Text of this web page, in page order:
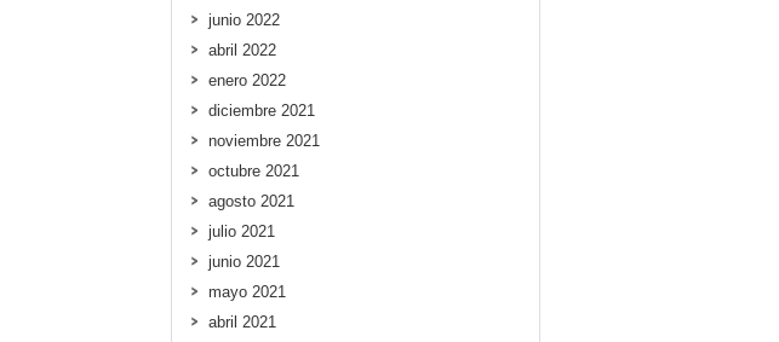
junio 2022
abril 2022
enero 2022
diciembre 2021
noviembre 2021
octubre 2021
agosto 2021
julio 2021
junio 2021
mayo 2021
abril 2021